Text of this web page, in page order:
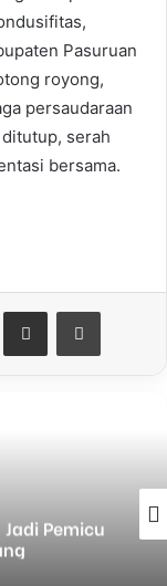
Pasuruan
royong,
persaudaraan
serah
bersama.
Telegram
Sesuai RAB